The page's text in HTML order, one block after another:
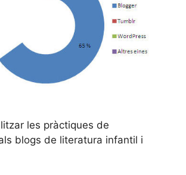
les pràctiques de
blogs de literatura infantil i